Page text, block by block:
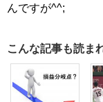
んですが^^;
こんな記事も読ま